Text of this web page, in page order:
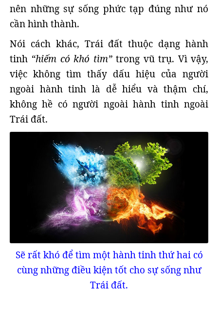
nên những sự sống phức tạp đúng như nó
cần hình thành.
Nói cách khác, Trái đất thuộc dạng hành
tinh “hiếm có khó tìm”trong vũ trụ. Vì vậy,
việc không tìm thấy dấu hiệu của người
ngoài hành tinh là dễ hiểu và thậm chí,
không hề có người ngoài hành tinh ngoài
Trái đất.
Sẽ rất khó để tìm một hành tinh thứ hai có
cùng những điều kiện tốt cho sự sống như
Trái đất.